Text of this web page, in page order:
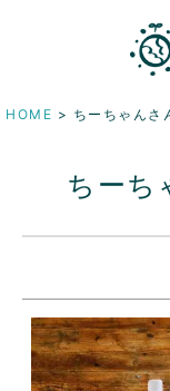
HOME ちーちゃんさ
ちーち